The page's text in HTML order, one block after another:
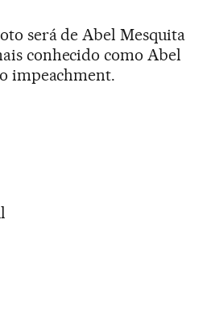
será de Abel Mesquita
conhecido como Abel
impeachment.